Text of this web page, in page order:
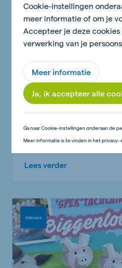
Cookie-instellingen
meer informatie of om je
Accepteer je deze
verwerking van je
Meer informatie
Ja, ik accepteer alle
Ga naar Cookie-instellingen onderaan de
Meer informatie is te vinden in het privacy-
nieuws
18 juni 2026 - 2 minuten
Pompom
Lees verder
nieuws